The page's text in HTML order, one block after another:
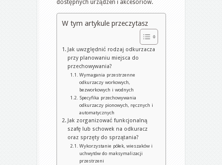
dostępnych urządzeń i akcesoriów.
W tym artykule przeczytasz
Jak uwzględnić rodzaj odkurzacza
przy planowaniu miejsca do
przechowywania?
Wymagania przestrzenne
odkurzaczy workowych,
bezworkowych i wodnych
Specyfika przechowywania
odkurzaczy pionowych, ręcznych i
automatycznych
Jak zorganizować funkcjonalną
szafę lub schowek na odkuracz
oraz sprzęty do sprzątania?
Wykorzystanie półek, wieszaków i
uchwytów do maksymalizacji
przestrzeni